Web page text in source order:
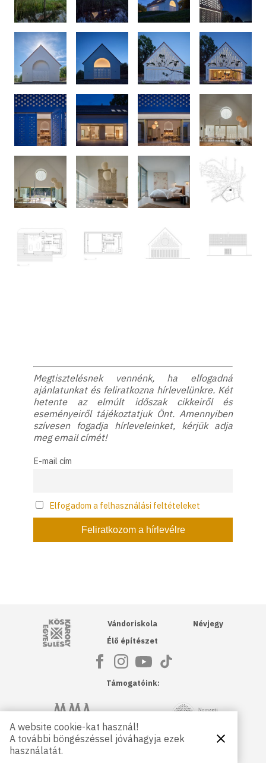
Megtisztelésnek vennénk, ha elfogadná
ajánlatunkat és feliratkozna hírlevelünkre. Két
hetente az elmúlt időszak cikkeiről és
eseményeiről tájékoztatjuk Önt. Amennyiben
szívesen fogadja hírleveleinket, kérjük adja
meg email címét!
E-mail cím
Elfogadom a felhasználási feltételeket
Kós Károly Egyesülés
Vándoriskola
Élő építészet
Névjegy
Támogatóink:
Magyar Művészeti Akadémia NKA
Petőfi Kulturális Ügynökség
A website cookie-kat használ!
A további böngészéssel jóváhagyja ezek
használatát.
Bezárás